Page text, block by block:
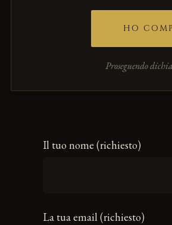
Il tuo nome (richiesto)
La tua email (richiesto)
HO
Proseguendo